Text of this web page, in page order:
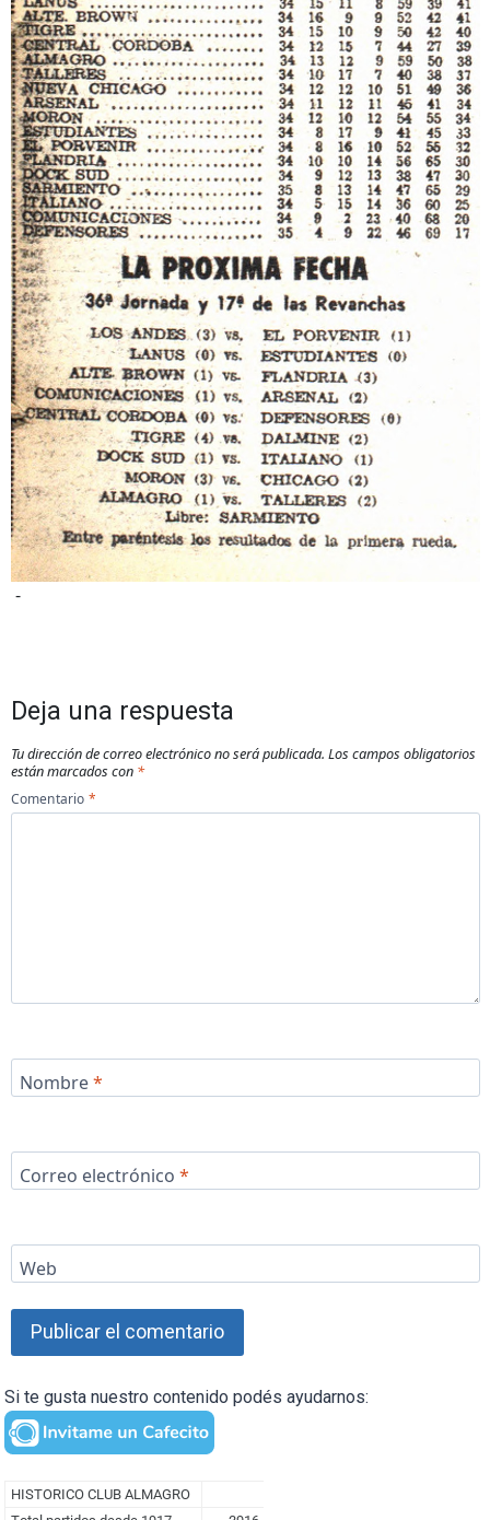
-
Deja una respuesta
Tu dirección de correo electrónico no será publicada. Los campos obligatorios
están marcados con *
Comentario *
Nombre*
Correo electrónico *
Web
Si te gusta nuestro contenido podés ayudarnos: